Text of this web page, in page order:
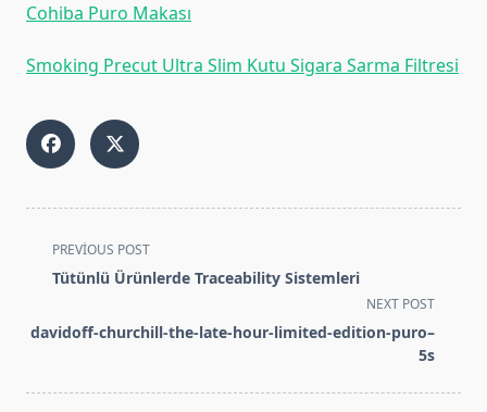
Cohiba Puro Makası
Smoking Precut Ultra Slim Kutu Sigara Sarma Filtresi
<span
class="nav-
screen-
PREVIOUS POST
Tütünlü Ürünlerde Traceability Sistemleri
NEXT POST
davidoff-churchill-the-late-hour-limited-edition-puro–
5s